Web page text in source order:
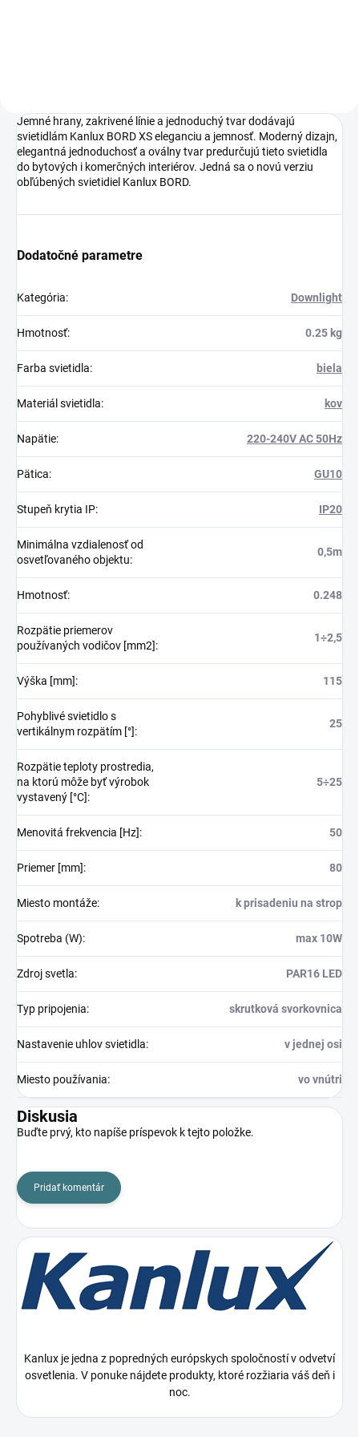
Jemné hrany, zakrivené línie a jednoduchý tvar dodávajú
svietidlám Kanlux BORD XS eleganciu a jemnosť. Moderný dizajn,
elegantná jednoduchosť a oválny tvar predurčujú tieto svietidla
do bytových i komerčných interiérov. Jedná sa o novú verziu
obľúbených svietidiel Kanlux BORD.
Dodatočné parametre
Kategória: Downlight
Hmotnosť: 0.25 kg
Farba svietidla: biela
Materiál svietidla: kov
Napätie: 220-240V AC 50Hz
Pätica: GU10
Stupeň krytia IP: IP20
Minimálna vzdialenosť od
osvetľovaného objektu:
0,5m
Hmotnosť: 0.248
Rozpätie priemerov
používaných vodičov [mm2]:
1÷2,5
Výška [mm]: 115
Pohyblivé svietidlo s
vertikálnym rozpätím [°]:
25
Rozpätie teploty prostredia,
na ktorú môže byť výrobok
vystavený [°C]:
5÷25
Menovitá frekvencia [Hz]: 50
Priemer [mm]: 80
Miesto montáže: k prisadeniu na strop
Spotreba (W): max 10W
Zdroj svetla: PAR16 LED
Typ pripojenia: skrutková svorkovnica
Nastavenie uhlov svietidla: v jednej osi
Miesto používania: vo vnútri
Diskusia
Buďte prvý, kto napíše príspevok k tejto položke.
Pridať komentár
Kanlux je jedna z popredných európskych spoločností v odvetví
osvetlenia. V ponuke nájdete produkty, ktoré rozžiaria váš deň i
noc.